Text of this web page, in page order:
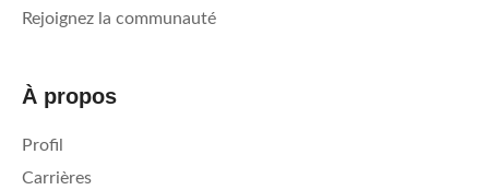
Rejoignez la communauté
À propos
Profil
Carrières